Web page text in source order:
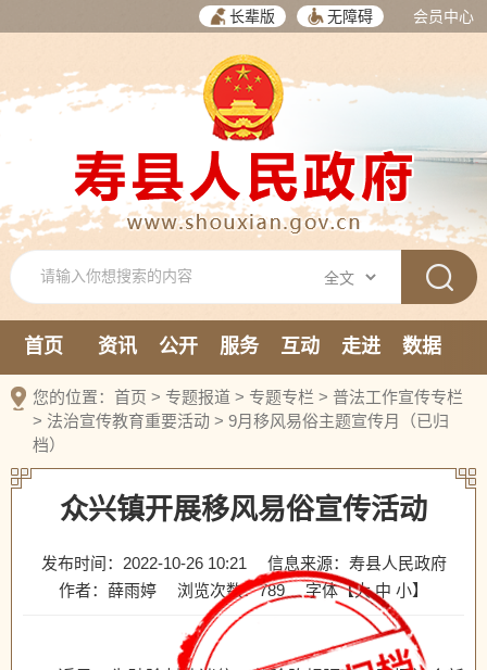
长辈版 无障碍 会员中心
首页 资讯 公开 服务 互动 走进
数据
新媒体
您的位置： 首页 > 专题报道 > 专题专栏 > 普法工作宣传专栏
> 法治宣传教育重要活动 > 9月移风易俗主题宣传月（已归
档）
众兴镇开展移风易俗宣传活动
发布时间：2022-10-26 10:21
信息来源：寿县人民政府
作者：薛雨婷
浏览次数：789 字体【大 中 小】